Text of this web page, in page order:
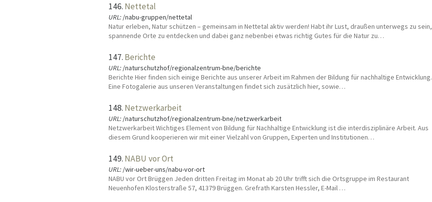
146. Nettetal
URL: /nabu-gruppen/nettetal
Natur erleben, Natur schützen – gemeinsam in Nettetal aktiv werden! Habt ihr Lust, draußen unterwegs zu sein,
spannende Orte zu entdecken und dabei ganz nebenbei etwas richtig Gutes für die Natur zu…
147. Berichte
URL: /naturschutzhof/regionalzentrum-bne/berichte
Berichte Hier finden sich einige Berichte aus unserer Arbeit im Rahmen der Bildung für nachhaltige Entwicklung.
Eine Fotogalerie aus unseren Veranstaltungen findet sich zusätzlich hier, sowie…
148. Netzwerkarbeit
URL: /naturschutzhof/regionalzentrum-bne/netzwerkarbeit
Netzwerkarbeit Wichtiges Element von Bildung für Nachhaltige Entwicklung ist die interdisziplinäre Arbeit. Aus
diesem Grund kooperieren wir mit einer Vielzahl von Gruppen, Experten und Institutionen…
149. NABU vor Ort
URL: /wir-ueber-uns/nabu-vor-ort
NABU vor Ort Brüggen Jeden dritten Freitag im Monat ab 20 Uhr trifft sich die Ortsgruppe im Restaurant
Neuenhofen Klosterstraße 57, 41379 Brüggen. Grefrath Karsten Hessler, E-Mail …